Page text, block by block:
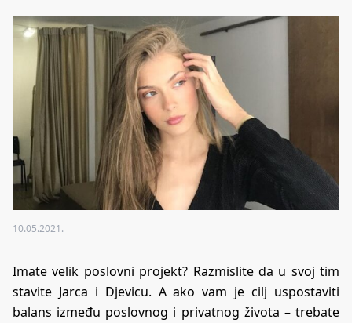
10.05.2021.
Imate velik poslovni projekt? Razmislite da u svoj tim
stavite Jarca i Djevicu. A ako vam je cilj uspostaviti
balans između poslovnog i privatnog života – trebate